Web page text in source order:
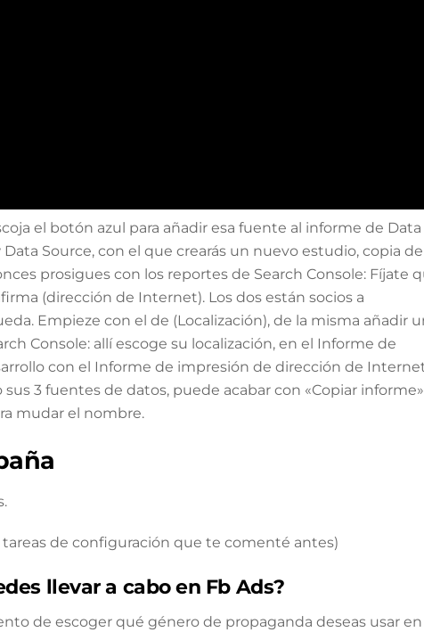
el botón azul para añadir esa fuente al informe de Data
Source, con el que crearás un nuevo estudio, copia de
prosigues con los reportes de Search Console: Fíjate
(dirección de Internet). Los dos están socios a
Empieze con el de (Localización), de la misma añadir
Console: allí escoge su localización, en el Informe de
con el Informe de impresión de dirección de
3 fuentes de datos, puede acabar con «Copiar
mudar el nombre.
tareas de configuración que te comenté antes)
llevar a cabo en Fb Ads?
de escoger qué género de propaganda deseas usar en